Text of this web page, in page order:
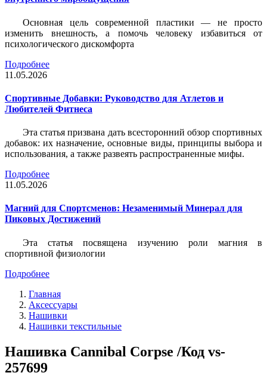
Основная цель современной пластики — не просто
изменить внешность, а помочь человеку избавиться от
психологического дискомфорта
Подробнее
11.05.2026
Спортивные Добавки: Руководство для Атлетов и
Любителей Фитнеса
Эта статья призвана дать всесторонний обзор спортивных
добавок: их назначение, основные виды, принципы выбора и
использования, а также развеять распространенные мифы.
Подробнее
11.05.2026
Магний для Спортсменов: Незаменимый Минерал для
Пиковых Достижений
Эта статья посвящена изучению роли магния в
спортивной физиологии
Подробнее
Главная
Аксессуары
Нашивки
Нашивки текстильные
Нашивка Cannibal Corpse /Код vs-
257699